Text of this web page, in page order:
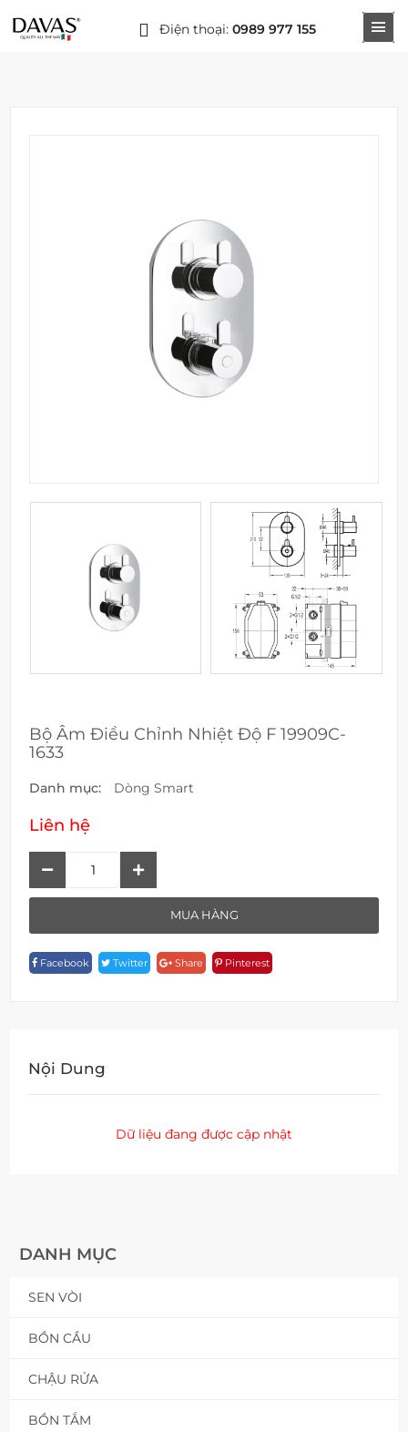
Điện thoại: 0989 977 155
DANH MỤC
SEN VÒI
BỒN CẦU
CHẬU RỬA
BỒN TẮM
Bộ Âm Điều Chỉnh Nhiệt Độ F 19909C-
1633
Danh mục: Dòng Smart
Liên hệ
Nhiệt
Độ
Quantity
MUA HÀNG
Facebook Twitter Share Pinterest
Nội Dung
Dữ liệu đang được cập nhật